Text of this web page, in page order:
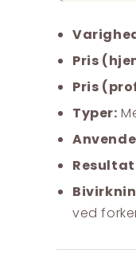
Pris
Pris
Typer:
ved